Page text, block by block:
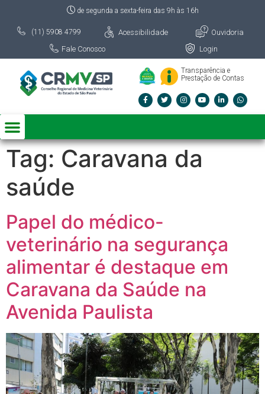
de segunda a sexta-feira das 9h às 16h
(11) 5908 4799 Acessibilidade
Ouvidoria
Fale Conosco
Login
Transparência e
Prestação de Contas
Tag: Caravana da
saúde
Papel do médico-
veterinário na segurança
alimentar é destaque em
Caravana da Saúde na
Avenida Paulista